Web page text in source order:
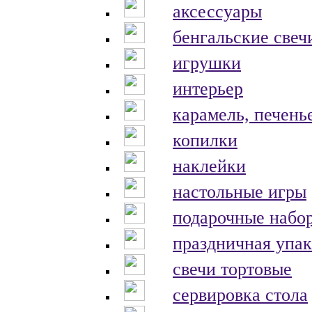
аксессуары
бенгальские
игрушки
интерьер
карамель,
копилки
наклейки
настольные игры
подарочные
праздничная
свечи тортовые
сервировка стола